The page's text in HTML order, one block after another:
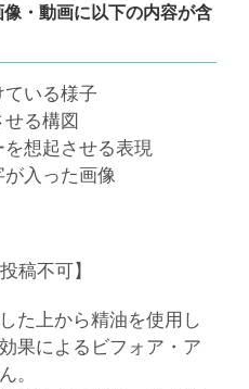
・動画に以下の内容が含
いる様子
る構図
を想起させる表現
が入った画像
稿不可】
た上から精油を使用し
果によるビフォア・ア
。